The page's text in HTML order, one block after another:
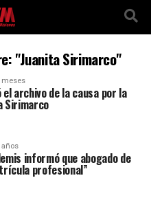
"Juanita Sirimarco"
meses
archivo de la causa por la
Sirimarco
años
informó que abogado de
profesional”